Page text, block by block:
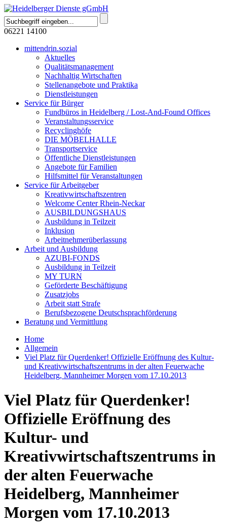
06221 14100
mittendrin.sozial
Aktuelles
Qualitätsmanagement
Nachhaltig Wirtschaften
Stellenangebote und Praktika
Dienstleistungen
Service für Bürger
Fundbüros in Heidelberg / Lost-And-Found Offices
Veranstaltungsservice
Recyclinghöfe
DIE MÖBELHALLE
Transportservice
Öffentliche Dienstleistungen
Angebote für Familien
Hilfsmittel für Veranstaltungen
Service für Arbeitgeber
Kreativwirtschaftszentren
Welcome Center Rhein-Neckar
AUSBILDUNGSHAUS
Ausbildung in Teilzeit
Inklusion
Arbeitnehmerüberlassung
Arbeit und Ausbildung
AZUBI-FONDS
Ausbildung in Teilzeit
MY TURN
Geförderte Beschäftigung
Zusatzjobs
Arbeit statt Strafe
Berufsbezogene Deutschsprachförderung
Beratung und Vermittlung
Home
Allgemein
Viel Platz für Querdenker! Offizielle Eröffnung des Kultur-
und Kreativwirtschaftszentrums in der alten Feuerwache
Heidelberg, Mannheimer Morgen vom 17.10.2013
Viel Platz für Querdenker!
Offizielle Eröffnung des
Kultur- und
Kreativwirtschaftszentrums in
der alten Feuerwache
Heidelberg, Mannheimer
Morgen vom 17.10.2013